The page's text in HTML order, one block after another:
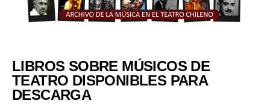
LIBROS SOBRE MÚSICOS DE
TEATRO DISPONIBLES PARA
DESCARGA